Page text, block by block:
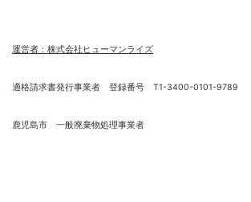
運営者：株式会社ヒューマンライズ
適格請求書発行事業者 登録番号 T1-3400-0101-9789
鹿児島市 一般廃棄物処理事業者